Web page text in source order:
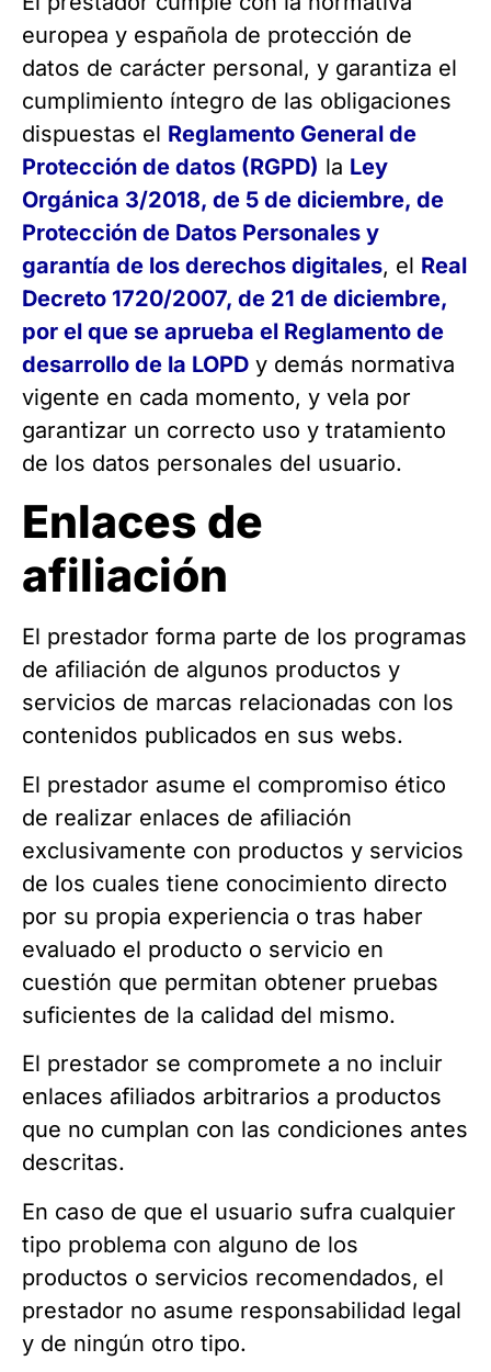
europea y española de protección de
datos de carácter personal, y garantiza el
cumplimiento íntegro de las obligaciones
dispuestas el Reglamento General de
Protección de datos (RGPD) la Ley
Orgánica 3/2018, de 5 de diciembre, de
Protección de Datos Personales y
garantía de los derechos digitales, el Real
Decreto 1720/2007, de 21 de diciembre,
por el que se aprueba el Reglamento de
desarrollo de la LOPD y demás normativa
vigente en cada momento, y vela por
garantizar un correcto uso y tratamiento
de los datos personales del usuario.
Enlaces de
afiliación
El prestador forma parte de los programas
de afiliación de algunos productos y
servicios de marcas relacionadas con los
contenidos publicados en sus webs.
El prestador asume el compromiso ético
de realizar enlaces de afiliación
exclusivamente con productos y servicios
de los cuales tiene conocimiento directo
por su propia experiencia o tras haber
evaluado el producto o servicio en
cuestión que permitan obtener pruebas
suficientes de la calidad del mismo.
El prestador se compromete a no incluir
enlaces afiliados arbitrarios a productos
que no cumplan con las condiciones antes
descritas.
En caso de que el usuario sufra cualquier
tipo problema con alguno de los
productos o servicios recomendados, el
prestador no asume responsabilidad legal
y de ningún otro tipo.